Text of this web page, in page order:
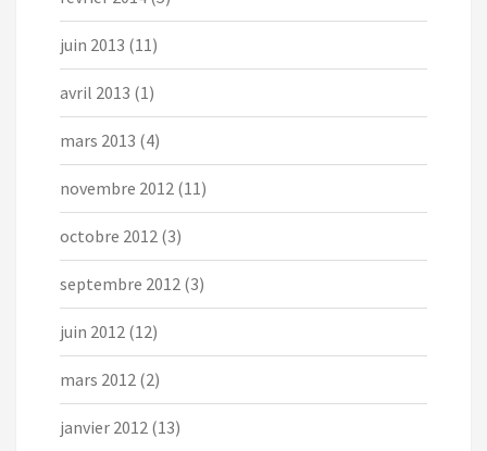
juin 2013 (11)
avril 2013 (1)
mars 2013 (4)
novembre 2012 (11)
octobre 2012 (3)
septembre 2012 (3)
juin 2012 (12)
mars 2012 (2)
janvier 2012 (13)